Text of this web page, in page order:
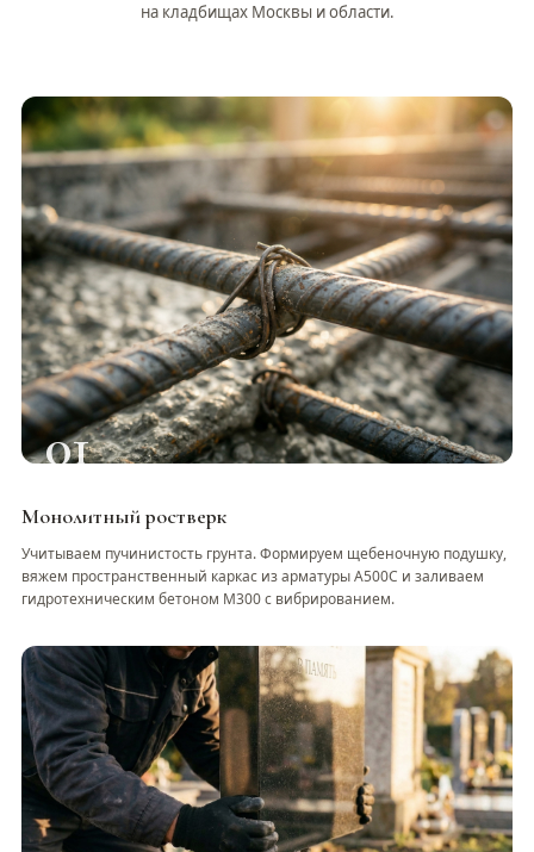
на кладбищах Москвы и области.
01
Монолитный ростверк
Учитываем пучинистость грунта. Формируем щебеночную подушку,
вяжем пространственный каркас из арматуры А500С и заливаем
гидротехническим бетоном М300 с вибрированием.